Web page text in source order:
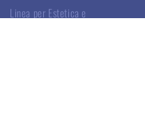
Linea per Estetica e